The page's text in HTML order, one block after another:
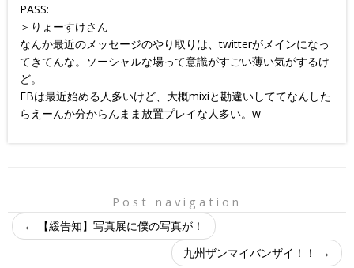
PASS:
＞りょーすけさん
なんか最近のメッセージのやり取りは、twitterがメインになっ
てきてんな。ソーシャルな場って意識がすごい薄い気がするけ
ど。
FBは最近始める人多いけど、大概mixiと勘違いしててなんした
らえーんか分からんまま放置プレイな人多い。w
Post navigation
←
【緩告知】写真展に僕の写真が！
九州ザンマイバンザイ！！
→